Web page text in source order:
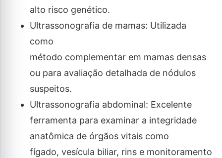
alto risco genético.
Ultrassonografia de mamas: Utilizada
como
método complementar em mamas densas
ou para avaliação detalhada de nódulos
suspeitos.
Ultrassonografia abdominal: Excelente
ferramenta para examinar a integridade
anatômica de órgãos vitais como
fígado, vesícula biliar, rins e monitoramento